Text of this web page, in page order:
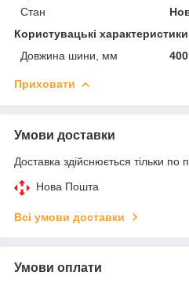
Стан
Користувацькі характеристики
Довжина шини, мм
Приховати
Умови доставки
Доставка здійснюється тільки по
Нова Пошта
Всі умови доставки
Умови оплати